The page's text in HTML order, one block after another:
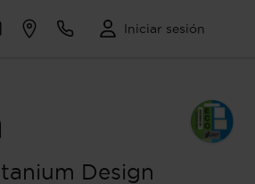
Iniciar sesión
Design